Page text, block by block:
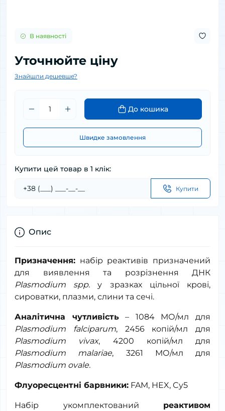
В наявності
Уточнюйте ціну
Знайшли дешевше?
До кошика
Швидке замовлення
Купити цей товар в 1 клік:
Купити
Опис
Призначення: набір реактивів призначений
для виявлення та розрізнення ДНК
Plasmodium spp. у зразках цільної крові,
сироватки, плазми, слини та сечі.
Аналітична чутливість– 1084 МО/мл для
Plasmodium falciparum, 2456 копій/мл для
Plasmodium vivax, 4200 копій/мл для
Plasmodium malariae, 3261 МО/мл для
Plasmodium ovale.
Флуоресцентні барвники: FAM, HEX, Cy5
Набір укомплектований реактивом